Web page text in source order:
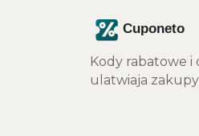
Kody rabatowe i
ulatwiaja